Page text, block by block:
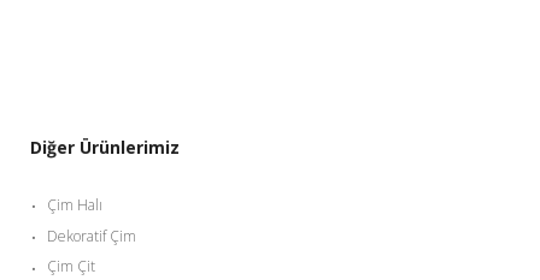
Diğer Ürünlerimiz
Çim Halı
Dekoratif Çim
Çim Çit